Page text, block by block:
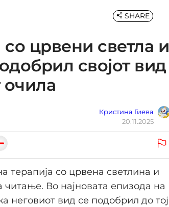
црвени светла и
својот вид
очила
Кристина Гиева
20.11.2025
SHARE
терапија со црвена светлина и
Во најновата епизода на
неговиот вид се подобрил до тој